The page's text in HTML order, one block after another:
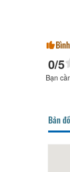
0/5
Bạn
Bản đồ